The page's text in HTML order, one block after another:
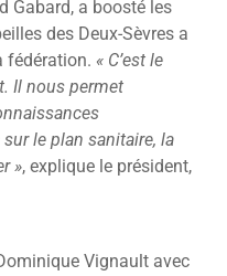
Gabard, a boosté les
des Deux-Sèvres a
fédération. « C’est le
Il nous permet
le plan sanitaire, la
», explique le président,
Vignault avec